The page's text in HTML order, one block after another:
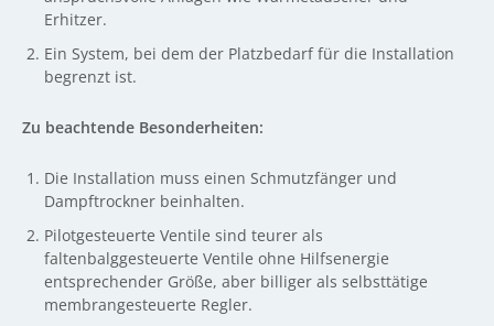
Erhitzer.
Ein System, bei dem der Platzbedarf für die Installation
begrenzt ist.
Zu beachtende Besonderheiten:
Die Installation muss einen Schmutzfänger und
Dampftrockner beinhalten.
Pilotgesteuerte Ventile sind teurer als
faltenbalggesteuerte Ventile ohne Hilfsenergie
entsprechender Größe, aber billiger als selbsttätige
membrangesteuerte Regler.